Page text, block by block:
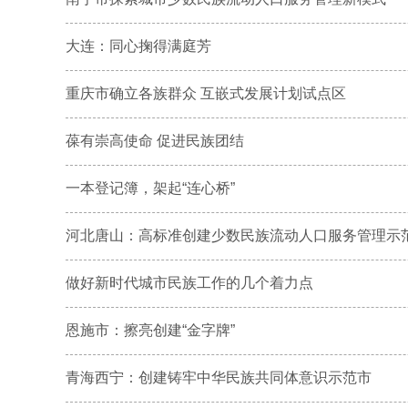
大连：同心掬得满庭芳
重庆市确立各族群众 互嵌式发展计划试点区
葆有崇高使命 促进民族团结
一本登记簿，架起“连心桥”
河北唐山：高标准创建少数民族流动人口服务管理示
做好新时代城市民族工作的几个着力点
恩施市：擦亮创建“金字牌”
青海西宁：创建铸牢中华民族共同体意识示范市